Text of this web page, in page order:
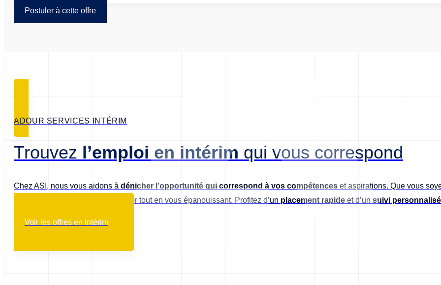
Postuler à cette offre
ADOUR SERVICES INTÉRIM
Trouvez l’emploi en intérim qui vous correspond
Chez ASI, nous vous aidons à dénicher l’opportunité qui correspond à vos compétences et aspirations. Que vous
permettre de progresser tout en vous épanouissant. Profitez d’un placement rapide et d’un suivi personnalisé
Voir les offres en intérim